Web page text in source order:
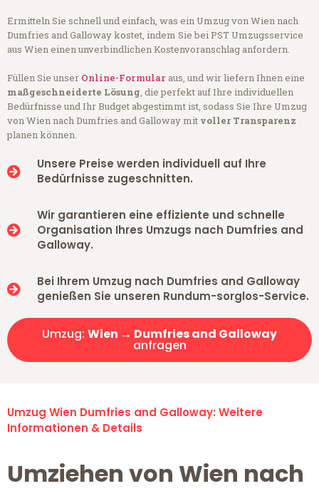
Ermitteln Sie schnell und einfach, was ein Umzug von Wien nach
Dumfries and Galloway kostet, indem Sie bei PST Umzugsservice
aus Wien einen unverbindlichen Kostenvoranschlag anfordern.
Füllen Sie unser Online-Formular aus, und wir liefern Ihnen eine
maßgeschneiderte Lösung, die perfekt auf Ihre individuellen
Bedürfnisse und Ihr Budget abgestimmt ist, sodass Sie Ihre Umzug
von Wien nach Dumfries and Galloway mit voller Transparenz
planen können.
Unsere Preise werden individuell auf Ihre
Bedürfnisse zugeschnitten.
Wir garantieren eine effiziente und schnelle
Organisation Ihres Umzugs nach Dumfries and
Galloway.
Bei Ihrem Umzug nach Dumfries and Galloway
genießen Sie unseren Rundum-sorglos-Service.
Umzug: Wien → Dumfries and Galloway
anfragen
Umzug Wien Dumfries and Galloway: Weitere
Informationen & Details
Umziehen von Wien nach